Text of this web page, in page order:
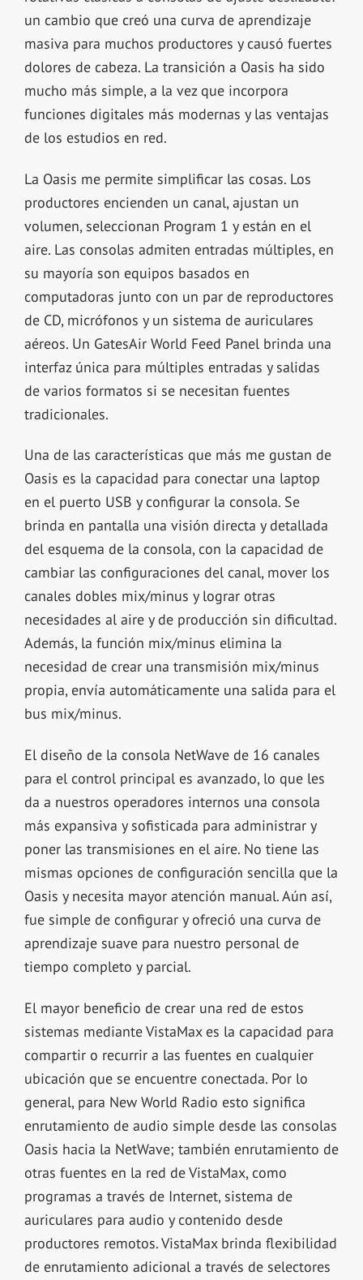
un cambio que creó una curva de aprendizaje
masiva para muchos productores y causó fuertes
dolores de cabeza. La transición a Oasis ha sido
mucho más simple, a la vez que incorpora
funciones digitales más modernas y las ventajas
de los estudios en red.
La Oasis me permite simplificar las cosas. Los
productores encienden un canal, ajustan un
volumen, seleccionan Program 1 y están en el
aire. Las consolas admiten entradas múltiples, en
su mayoría son equipos basados en
computadoras junto con un par de reproductores
de CD, micrófonos y un sistema de auriculares
aéreos. Un GatesAir World Feed Panel brinda una
interfaz única para múltiples entradas y salidas
de varios formatos si se necesitan fuentes
tradicionales.
Una de las características que más me gustan de
Oasis es la capacidad para conectar una laptop
en el puerto USB y configurar la consola. Se
brinda en pantalla una visión directa y detallada
del esquema de la consola, con la capacidad de
cambiar las configuraciones del canal, mover los
canales dobles mix/minus y lograr otras
necesidades al aire y de producción sin dificultad.
Además, la función mix/minus elimina la
necesidad de crear una transmisión mix/minus
propia, envía automáticamente una salida para el
bus mix/minus.
El diseño de la consola NetWave de 16 canales
para el control principal es avanzado, lo que les
da a nuestros operadores internos una consola
más expansiva y sofisticada para administrar y
poner las transmisiones en el aire. No tiene las
mismas opciones de configuración sencilla que la
Oasis y necesita mayor atención manual. Aún así,
fue simple de configurar y ofreció una curva de
aprendizaje suave para nuestro personal de
tiempo completo y parcial.
El mayor beneficio de crear una red de estos
sistemas mediante VistaMax es la capacidad para
compartir o recurrir a las fuentes en cualquier
ubicación que se encuentre conectada. Por lo
general, para New World Radio esto significa
enrutamiento de audio simple desde las consolas
Oasis hacia la NetWave; también enrutamiento de
otras fuentes en la red de VistaMax, como
programas a través de Internet, sistema de
auriculares para audio y contenido desde
productores remotos. VistaMax brinda flexibilidad
de enrutamiento adicional a través de selectores